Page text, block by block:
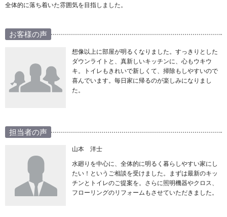
全体的に落ち着いた雰囲気を目指しました。
お客様の声
想像以上に部屋が明るくなりました。すっきりとした
ダウンライトと、真新しいキッチンに、心もウキウ
キ。トイレもきれいで新しくて、掃除もしやすいので
喜んでいます。毎日家に帰るのが楽しみになりまし
た。
担当者の声
山本 洋士
水廻りを中心に、全体的に明るく暮らしやすい家にし
たい！というご相談を受けました。まずは最新のキッ
チンとトイレのご提案を。さらに照明機器やクロス、
フローリングのリフォームもさせていただきました。